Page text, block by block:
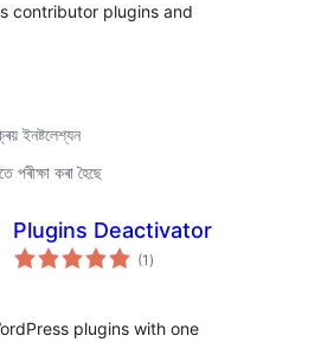
contributor plugins and
ইনষ্টলেশ্যন
কৰা হৈছে
Plugins Deactivator
(1 টা
মুঠ)
plugins with one